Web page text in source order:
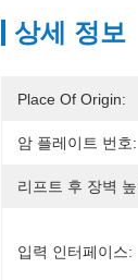
상세 정보
Place Of Origin:
암 플레이트 번호:
리프트 후 장벽
입력 인터페이스: